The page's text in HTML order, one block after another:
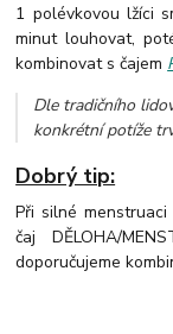
1 polévkovou lžíci
minut louhovat,
kombinovat s čajem
Dle tradičního
konkrétní potíže
Dobrý tip:
Při silné
čaj DĚLOHA/
doporučujeme